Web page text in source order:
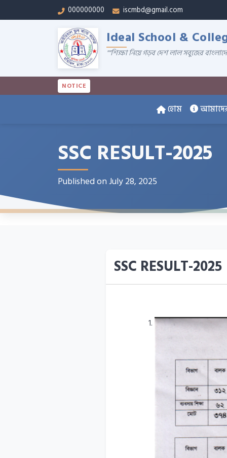
000000000 iscmbd@gmail.com
Ideal School &
""শিক্ষা নিয়ে গড়ব দেশ লাল সবুজের
NOTICE
হোম
SSC RESULT-2025
Published on July 28, 2025
SSC RESULT-2025